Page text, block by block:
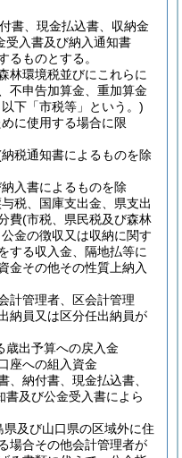
書、現金払込書、収納金
受入書及び納入通知書
るものとする。
環境税並びにこれらに
不申告加算金、重加算金
下「市税等」という。)
に使用する場合に限
税通知書によるものを除
入書によるものを除
税、国庫支出金、県支出
費(市税、県民税及び森林
公金の徴収又は収納に関す
する収入金、隔地払等に
金その他その性質上納入
計管理者、区会計管理
納員又は区分任出納員が
出予算への戻入金
座への組入資金
納付書、現金払込書、
書及び公金受入書によら
及び山口県の区域外に住
場合その他会計管理者が